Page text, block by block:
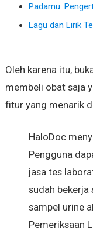
Padamu:
Lagu dan Lirik
Oleh karena itu,
membeli obat saja
fitur yang menarik
HaloDoc
Pengguna
jasa tes
sudah bekerja
sampel urine
Pemeriksaan